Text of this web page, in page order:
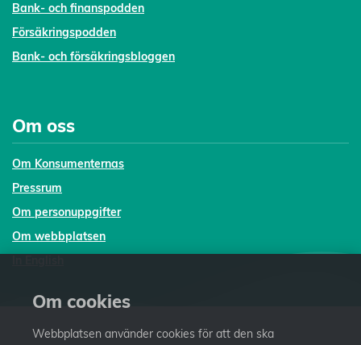
Bank- och finanspodden
Försäkringspodden
Bank- och försäkringsbloggen
Om oss
Om Konsumenternas
Pressrum
Om personuppgifter
Om webbplatsen
Om cookies
Webbplatsen använder cookies för att den ska